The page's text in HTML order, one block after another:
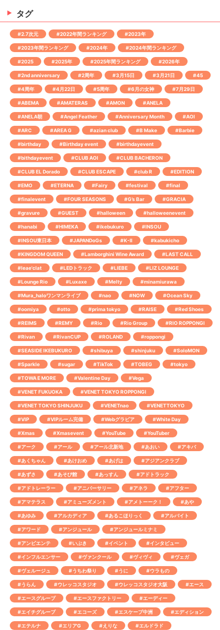
タグ
#2.7次元 #2022年間ランキング #2023年
#2023年間ランキング #2024年 #2024年間ランキング
#2025 #2025年 #2025年間ランキング #2026年
#2nd anniversary #2周年 #3月15日 #3月21日 #45
#4周年 #4月22日 #5周年 #6月の女神 #7月29日
#ABEMA #AMATERAS #AMON #ANELA
#ANELA朝 #Angel Feather #Anniversary Month #AOI
#ARC #AREA G #azian club #B Make #Barbie
#birthday #Birthday event #birthdayevent
#bithdayevent #CLUB AOI #CLUB BACHERON
#CLUB EL Dorado #CLUB ESCAPE #club R #EDITION
#EMO #ETERNA #Fairy #festival #final
#finalevent #FOUR SEASONS #G’s Bar #GRACIA
#gravure #GUEST #halloween #halloweenevent
#hanabi #HIMEKA #ikebukuro #INSOU
#INSOU東日本 #JAPANDoGs #K-Ⅱ #kabukicho
#KINGDOM QUEEN #Lamborghini Wine Award #LAST CALL
#leae'clat #LEDトラック #LIEBE #LIZ LOUNGE
#Lounge Rio #Luxaxe #Melty #minamiurawa
#Mura_haloワンマンライブ #nao #NOW #Ocean Sky
#oomiya #otto #prima tokyo #RAISE #Red Shoes
#REIMS #REMY #Rio #Rio Group #RIO ROPPONGI
#Rivan #RivanCUP #ROLAND #roppongi
#SEASIDE IKEBUKURO #shibuya #shinjuku #SoloMON
#Sparkle #sugar #TikTok #TOBEG #tokyo
#TOWA E MORE #Valentine Day #Vega
#VENET FUKUOKA #VENET TOKYO ROPPONGI
#VENET TOKYO SHINJUKU #VENETnao #VENETTOKYO
#VIP #VIPルーム完備 #Webグラビア #White Day
#Xmas #Xmasevent #YouTube #YouTuber
#アーク #アール #アール北新地 #あおい #アキバ
#あくちゃん #あけおめ #あげは #アジアンクラブ
#あずさ #あそび館 #あっすん #アドトラック
#アドトレーラー #アニバーサリー #アネラ #アフター
#アマテラス #アミューズメント #アメトーーク！ #あや
#あゆみ #アルカディア #あるこほりっく #アルバイト
#アワード #アンジュール #アンジュールミナミ
#アンビエンテ #いぶき #イベント #インタビュー
#インフルエンサー #ヴァンクール #ヴィヴィ #ヴェガ
#ヴェルージュ #うちわ祭り #うに #ウラもの
#うらん #ウレッコスタジオ #ウレッコスタジオ大阪 #エース
#エースグループ #エースファクトリー #エーディー
#エイチグループ #エコーズ #エスケープ中洲 #エディション
#エテルナ #エリアG #えりな #エルドラド